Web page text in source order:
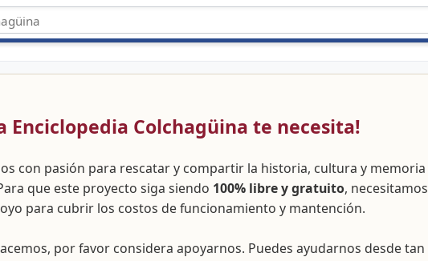
Enciclopedia Colchagüina te necesita!
con pasión para rescatar y compartir la historia, cultura y memoria
que este proyecto siga siendo 100% libre y gratuito, necesitamos
para cubrir los costos de funcionamiento y mantención.
por favor considera apoyarnos. Puedes ayudarnos desde tan